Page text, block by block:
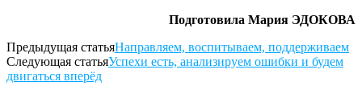
Подготовила Мария ЭДОКОВА
Предыдущая статьяНаправляем, воспитываем, поддерживаем
Следующая статьяУспехи есть, анализируем ошибки и будем
двигаться вперёд